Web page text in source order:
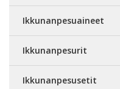
Ikkunanpesuaineet
Ikkunanpesurit
Ikkunanpesusetit